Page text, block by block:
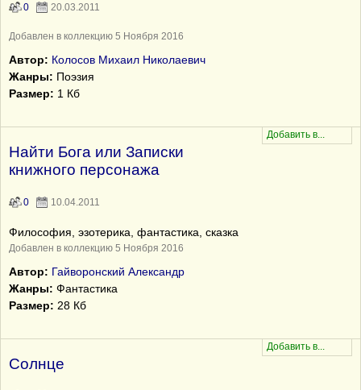
0 20.03.2011
Добавлен в коллекцию 5 Ноября 2016
Автор: Колосов Михаил Николаевич
Жанры: Поэзия
Размер: 1 Кб
Найти Бога или Записки
книжного персонажа
0 10.04.2011
Философия, эзотерика, фантастика, сказка
Добавлен в коллекцию 5 Ноября 2016
Автор: Гайворонский Александр
Жанры: Фантастика
Размер: 28 Кб
Солнце